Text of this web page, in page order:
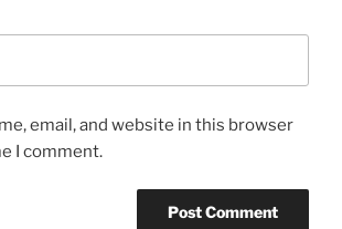
email, and website in this browser
I comment.